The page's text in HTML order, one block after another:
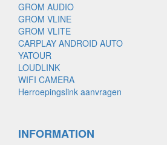
GROM AUDIO
GROM VLINE
GROM VLITE
CARPLAY ANDROID AUTO
YATOUR
LOUDLINK
WIFI CAMERA
Herroepingslink aanvragen
INFORMATION